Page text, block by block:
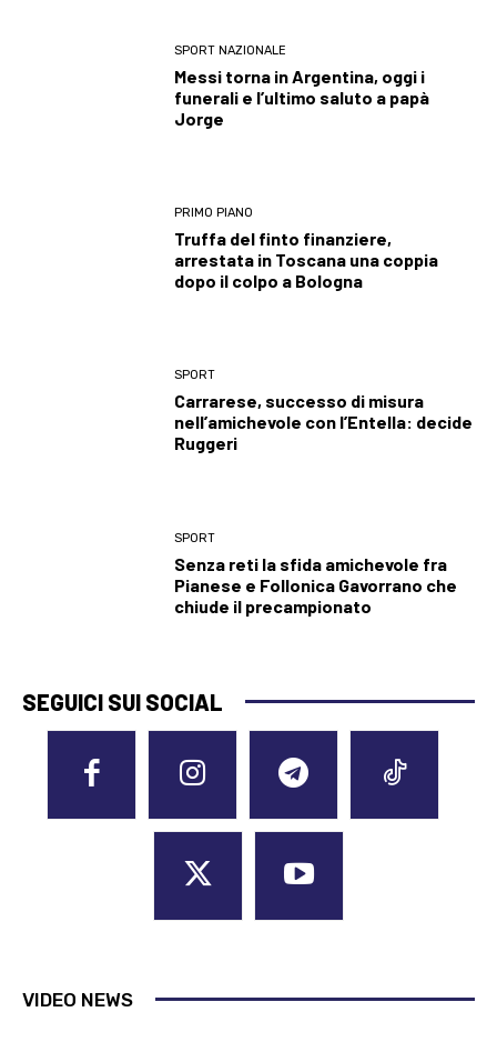
SPORT NAZIONALE
Messi torna in Argentina, oggi i
funerali e l’ultimo saluto a papà
Jorge
PRIMO PIANO
Truffa del finto finanziere,
arrestata in Toscana una coppia
dopo il colpo a Bologna
SPORT
Carrarese, successo di misura
nell’amichevole con l’Entella: decide
Ruggeri
SPORT
Senza reti la sfida amichevole fra
Pianese e Follonica Gavorrano che
chiude il precampionato
SEGUICI SUI SOCIAL
VIDEO NEWS